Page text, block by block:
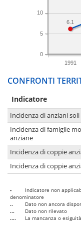
1991
0
5
10
6.1
CONFRONTI
Indicatore
Incidenza di anziani soli
Incidenza di famiglie
anziane
Incidenza di coppie
Incidenza di coppie
-
Indicatore non
denominatore
..
Dato non ancora
...
Dato non rilevato
....
La mancanza o